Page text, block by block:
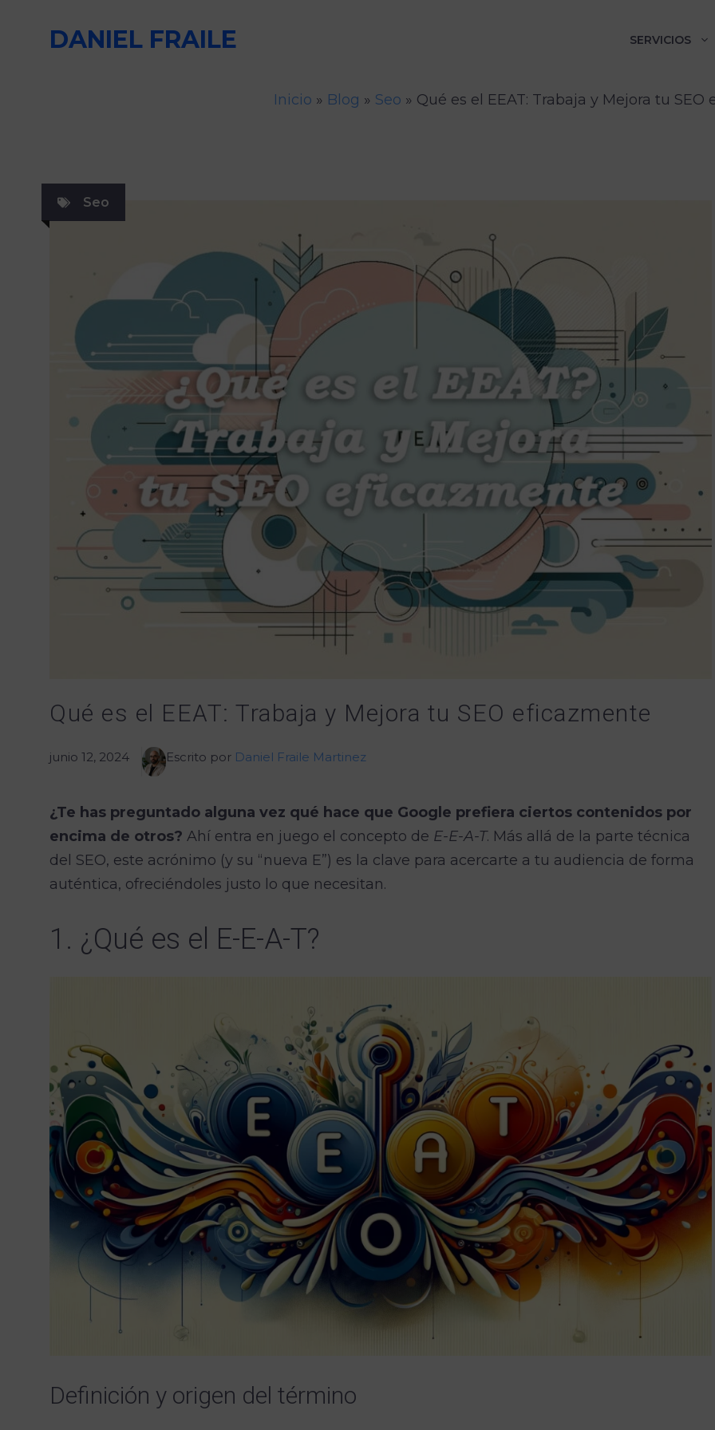
DANIEL FRAILE SERVICIOS
Inicio » Blog » Seo » Qué es el EEAT: Trabaja y Mejora tu
Seo
Qué es el EEAT: Trabaja y Mejora tu SEO eficazmente
junio 12, 2024 Escrito por Daniel Fraile Martinez
¿Te has preguntado alguna vez qué hace que Google prefiera ciertos contenidos por
encima de otros? Ahí entra en juego el concepto de E-E-A-T. Más allá de la parte técnica
del SEO, este acrónimo (y su “nueva E”) es la clave para acercarte a tu audiencia de forma
auténtica, ofreciéndoles justo lo que necesitan.
1. ¿Qué es el E-E-A-T?
Definición y origen del término